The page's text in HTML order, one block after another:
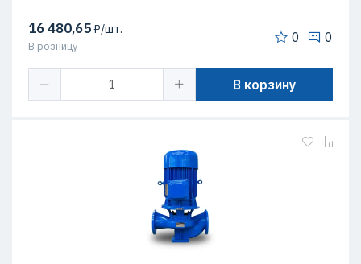
16 480,65₽/шт.
В розницу
0 0
В корзину